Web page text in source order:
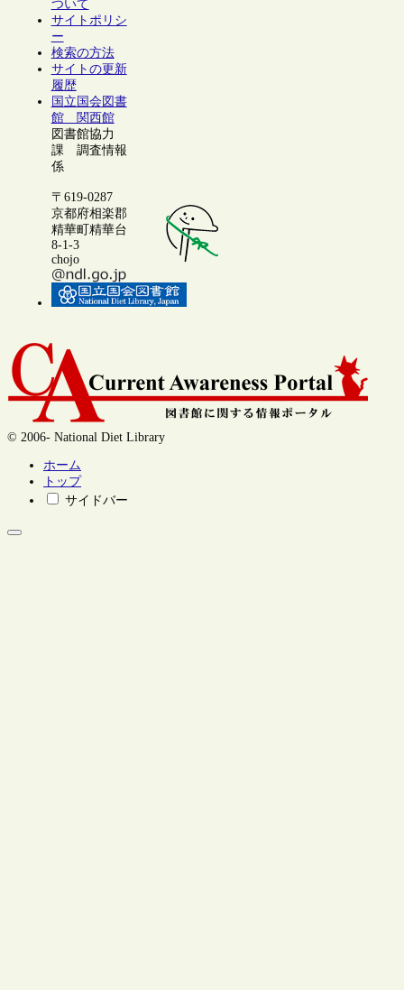
ついて
サイトポリシ
ー
検索の方法
サイトの更新
履歴
国立国会図書
館 関西館
図書館協力
課 調査情報
係
〒619-0287
京都府相楽郡
精華町精華台
8-1-3
chojo
© 2006- National Diet Library
ホーム
トップ
サイドバー